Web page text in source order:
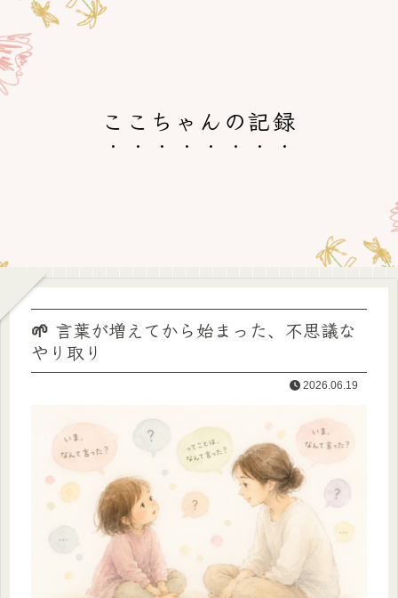
ここちゃんの記録
🌱 言葉が増えてから始まった、不思議な
やり取り
2026.06.19